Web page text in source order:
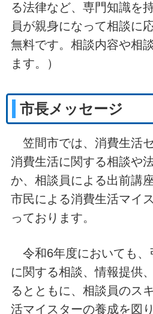
る法律など、専門知識を
員が親身になって相談に
無料です。相談内容や相
ます。）
市長メッセージ
笠間市では、消費生活
消費生活に関する相談や
か、相談員による出前講
市民による消費生活マイ
っております。
令和6年度においても、
に関する相談、情報提供
るとともに、相談員のス
活マイスターの養成を図